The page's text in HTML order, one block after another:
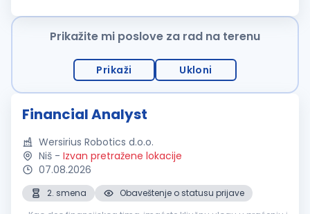
consolidat...
Prikažite mi poslove za rad na terenu
Prikaži Ukloni
Financial Analyst
Wersirius Robotics d.o.o.
Niš - Izvan pretražene lokacije
07.08.2026
2. smena
Obaveštenje o statusu prijave